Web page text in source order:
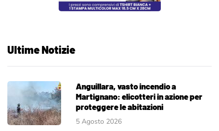
Ultime Notizie
Anguillara, vasto incendio a
Martignano: elicotteri in azione per
proteggere le abitazioni
5 Agosto 2026